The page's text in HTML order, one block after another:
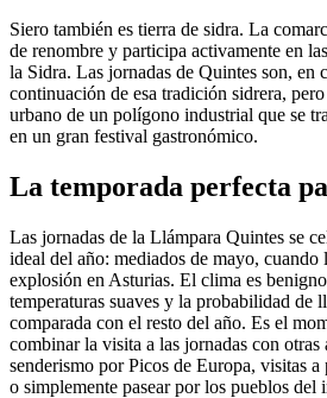
Siero también es tierra de sidra. La
de renombre y participa activamente en
la Sidra. Las jornadas de Quintes son, en
continuación de esa tradición sidrera,
urbano de un polígono industrial que se
en un gran festival gastronómico.
La temporada perfecta
Las jornadas de la Llámpara Quintes se
ideal del año: mediados de mayo, cuando
explosión en Asturias. El clima es
temperaturas suaves y la probabilidad de
comparada con el resto del año. Es el
combinar la visita a las jornadas con
senderismo por Picos de Europa, visitas a
o simplemente pasear por los pueblos del